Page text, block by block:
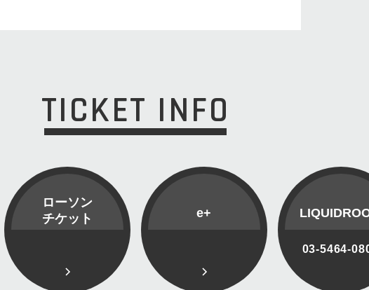
TICKET INFO
ローソン
チケット
e+
03-5464-